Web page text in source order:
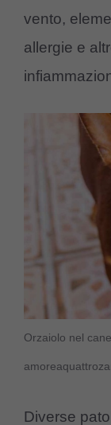
vento,
allergie e
Orzaiolo nel
Diverse